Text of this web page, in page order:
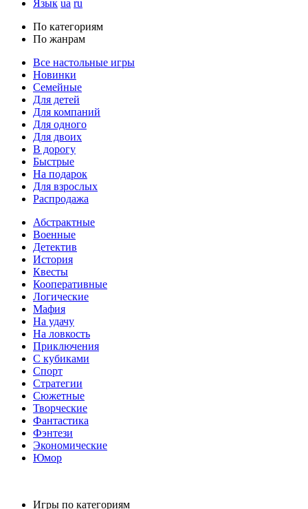
Язык ua ru
По категориям
По жанрам
Все настольные игры
Новинки
Семейные
Для детей
Для компаний
Для одного
Для двоих
В дорогу
Быстрые
На подарок
Для взрослых
Распродажа
Абстрактные
Военные
Детектив
История
Квесты
Кооперативные
Логические
Мафия
На удачу
На ловкость
Приключения
С кубиками
Спорт
Стратегии
Сюжетные
Творческие
Фантастика
Фэнтези
Экономические
Юмор
Игры по категориям